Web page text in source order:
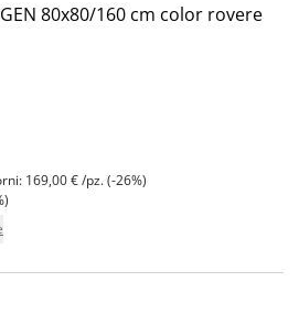
80x80/160 cm color rovere
169,00 € /pz. (-26%)